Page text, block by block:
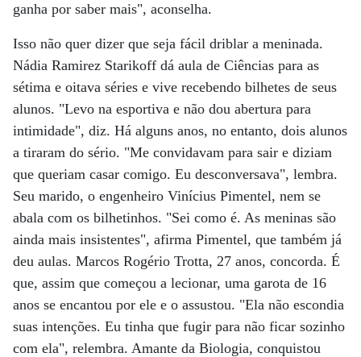
ganha por saber mais", aconselha.
Isso não quer dizer que seja fácil driblar a meninada.
Nádia Ramirez Starikoff dá aula de Ciências para as
sétima e oitava séries e vive recebendo bilhetes de seus
alunos. "Levo na esportiva e não dou abertura para
intimidade", diz. Há alguns anos, no entanto, dois alunos
a tiraram do sério. "Me convidavam para sair e diziam
que queriam casar comigo. Eu desconversava", lembra.
Seu marido, o engenheiro Vinícius Pimentel, nem se
abala com os bilhetinhos. "Sei como é. As meninas são
ainda mais insistentes", afirma Pimentel, que também já
deu aulas. Marcos Rogério Trotta, 27 anos, concorda. É
que, assim que começou a lecionar, uma garota de 16
anos se encantou por ele e o assustou. "Ela não escondia
suas intenções. Eu tinha que fugir para não ficar sozinho
com ela", relembra. Amante da Biologia, conquistou